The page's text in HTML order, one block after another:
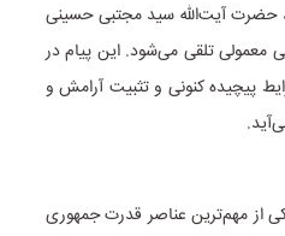
حضرت آیت‌الله سید مجتبی حسینی
معمولی تلقی می‌شود. این پیام در
پیچیده کنونی و تثبیت آرامش و
از مهم‌ترین عناصر قدرت جمهوری